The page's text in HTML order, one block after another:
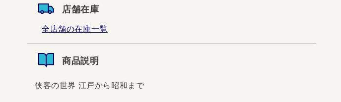
店舗在庫
全店舗の在庫一覧
商品説明
侠客の世界 江戸から昭和まで